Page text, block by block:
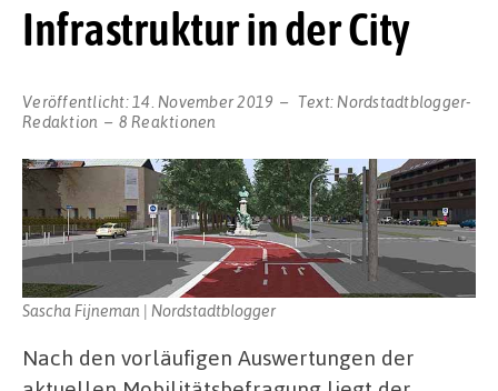
Infrastruktur in der City
Veröffentlicht: 14. November 2019 Text: Nordstadtblogger-
Redaktion
8 Reaktionen
Sascha Fijneman | Nordstadtblogger
Nach den vorläufigen Auswertungen der